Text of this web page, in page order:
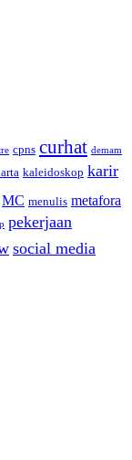
cpns curhat demam
kaleidoskop karir
MC menulis metafora
pekerjaan
social media